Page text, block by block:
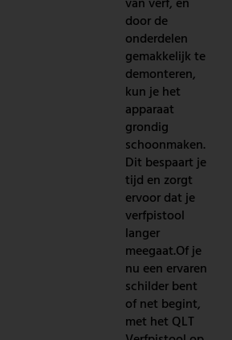
van verf, en
door de
onderdelen
gemakkelijk te
demonteren,
kun je het
apparaat
grondig
schoonmaken.
Dit bespaart je
tijd en zorgt
ervoor dat je
verfpistool
langer
meegaat.Of je
nu een ervaren
schilder bent
of net begint,
met het QLT